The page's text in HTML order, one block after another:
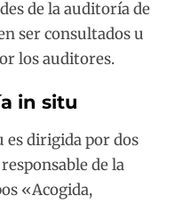
de la auditoría de
ser consultados u
los auditores.
in situ
dirigida por dos
de la
«Acogida,